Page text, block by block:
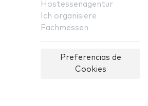
Hostessenagentur
Ich organisiere
Fachmessen
Preferencias de
Cookies